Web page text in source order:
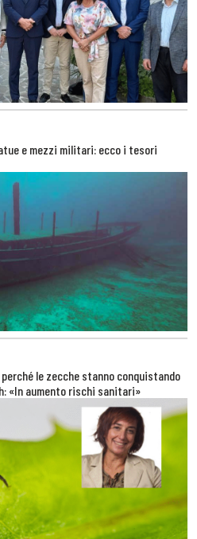
e mezzi militari: ecco i tesori
le zecche stanno conquistando
«In aumento rischi sanitari»